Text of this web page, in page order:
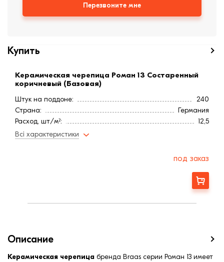
Перезвоните мне
Купить
Керамическая черепица Роман 13 Состаренный
коричневый (Базовая)
Штук на поддоне:
240
Страна:
Германия
Расход, шт/м²:
12,5
Длина, мм:
217
366
Всі характеристики
под заказ
Заказать
Описание
Керамическая черепица бренда Braas серии Роман 13 имеет